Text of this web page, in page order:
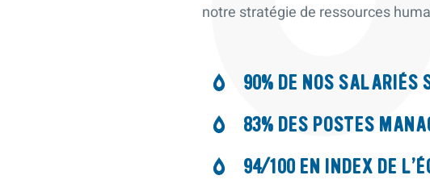
notre stratégie de ressources
90% DE NOS SALARIÉS
83% DES POSTES
94/100 EN INDEX DE